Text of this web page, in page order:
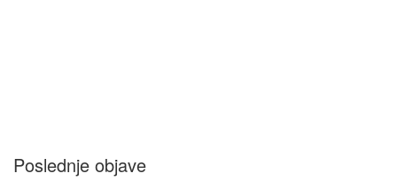
Poslednje objave